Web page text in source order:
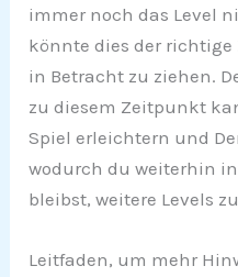
immer noch das Level
könnte dies der
in Betracht zu ziehen.
zu diesem Zeitpunkt
Spiel erleichtern und
wodurch du weiterhin
bleibst, weitere Levels
Leitfaden, um mehr